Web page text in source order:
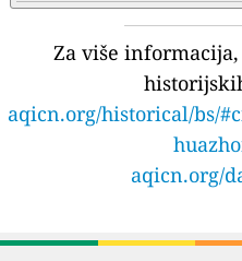
Za više
aqicn.org/historical/bs/
aqicn.org/